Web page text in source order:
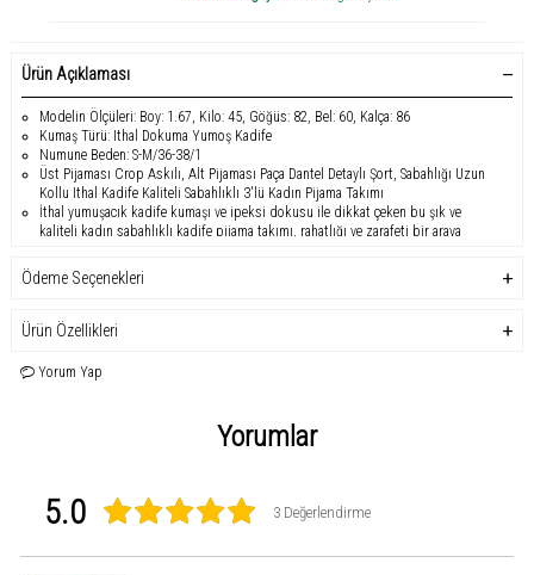
Ürün Açıklaması
Modelin Ölçüleri: Boy: 1.67, Kilo: 45, Göğüs: 82, Bel: 60, Kalça: 86
Kumaş Türü: Ithal Dokuma Yumoş Kadife
Numune Beden: S-M/36-38/1
Üst Pijaması Crop Askılı, Alt Pijaması Paça Dantel Detaylı Şort, Sabahlığı Uzun
Kollu Ithal Kadife Kaliteli Sabahlıklı 3'lü Kadın Pijama Takımı
İthal yumuşacık kadife kumaşı ve ipeksi dokusu ile dikkat çeken bu şık ve
kaliteli kadın sabahlıklı kadife pijama takımı, rahatlığı ve zarafeti bir araya
detaylarla zenginleştirilmiş, şık tasarımıyla ön plana çıkıyor. Her zaman tarz
olmak isteyenlerin vazgeçilmezi olacak bu ürün, sabahlıkla birlikte 3 parçadan
zevke uygun bu pijama takımı, modayı takip eden kadınlar için mükemmel bir
ideal bir tercih.
Ödeme Seçenekleri
Ürün Özellikleri
Yorum Yap
Yorumlar
5.0 3 Değerlendirme